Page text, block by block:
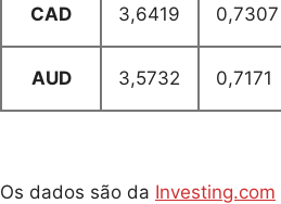
CAD 3,6419 0,7307
AUD 3,5732 0,7171
Os dados são da Investing.com